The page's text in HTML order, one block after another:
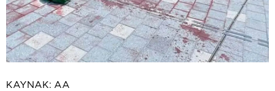
KAYNAK: AA